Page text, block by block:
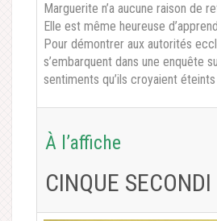
Marguerite n’a aucune raison de
Elle est même heureuse
Pour démontrer aux autorités
s’embarquent dans une enquête
sentiments qu’ils croyaient
À l’affiche
CINQUE SECONDI